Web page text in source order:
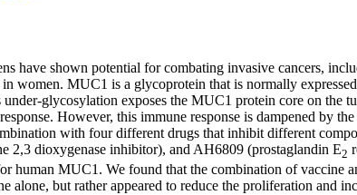
have shown potential for combating invasive cancers,
women. MUC1 is a glycoprotein that is normally
glycosylation exposes the MUC1 protein core on
However, this immune response is dampened by
with four different drugs that inhibit different
2,3 dioxygenase inhibitor), and AH6809 (prostaglandin E2
human MUC1. We found that the combination of
alone, but rather appeared to reduce the proliferation and